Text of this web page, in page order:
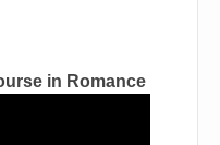
in Romance